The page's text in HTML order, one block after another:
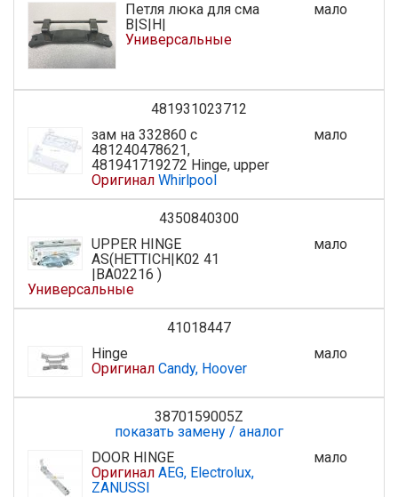
Петля люка для сма
B|S|H|
Универсальные
мало
481931023712
зам на 332860 с
481240478621,
481941719272 Hinge, upper
Оригинал Whirlpool
мало
4350840300
UPPER HINGE
AS(HETTICH|K02 41
|BA02216 )
Универсальные
мало
41018447
Hinge
Оригинал Candy, Hoover
мало
3870159005Z
показать замену / аналог
DOOR HINGE
Оригинал AEG, Electrolux,
ZANUSSI
мало